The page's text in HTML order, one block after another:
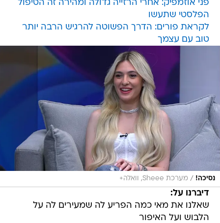
פני אוזמפיק: אחרי הרזייה גדולה ומהירה זה הטיפול
הפלסטי שתעשו
לקראת פורים: הדרך הפשוטה להרגיש הרבה יותר
טוב עם עצמך
נסיכה! / מערכת Sheee, וואלה+
דיברנו על:
שאלנו את מאי כמה הפריע לה שמעירים לה על
הלבוש ועל האיפור